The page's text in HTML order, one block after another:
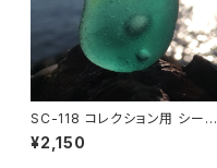
SC-118 コレクション用 シーグ
ラス（気泡入り）
¥2,150